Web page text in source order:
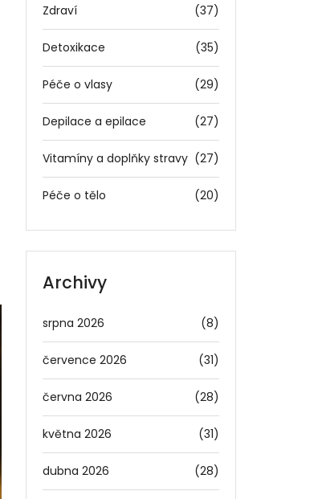
Zdraví (37)
Detoxikace (35)
Péče o vlasy (29)
Depilace a epilace (27)
Vitamíny a doplňky stravy (27)
Péče o tělo (20)
Archivy
srpna 2026 (8)
července 2026 (31)
června 2026 (28)
května 2026 (31)
dubna 2026 (28)